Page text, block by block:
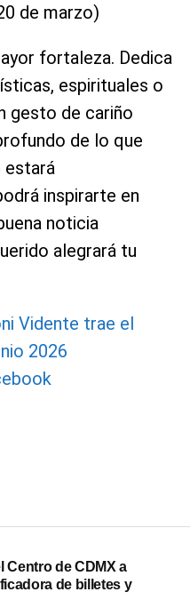
de marzo)
fortaleza. Dedica
espirituales o
gesto de cariño
de lo que
estará
inspirarte en
noticia
alegrará tu
Vidente trae el
2026
Centro de CDMX a
de billetes y